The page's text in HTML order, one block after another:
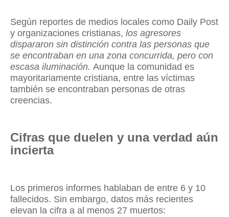
Según reportes de medios locales como Daily Post
y organizaciones cristianas, los agresores
dispararon sin distinción contra las personas que
se encontraban en una zona concurrida, pero con
escasa iluminación. Aunque la comunidad es
mayoritariamente cristiana, entre las víctimas
también se encontraban personas de otras
creencias.
Cifras que duelen y una verdad aún
incierta
Los primeros informes hablaban de entre 6 y 10
fallecidos. Sin embargo, datos más recientes
elevan la cifra a al menos 27 muertos: